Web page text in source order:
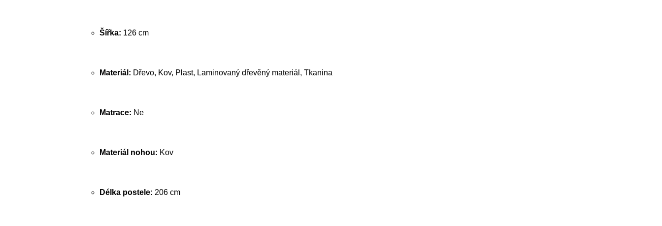
Šířka: 126 cm
Materiál: Dřevo, Kov, Plast, Laminovaný dřevěný materiál, Tkanina
Matrace: Ne
Materiál nohou: Kov
Délka postele: 206 cm